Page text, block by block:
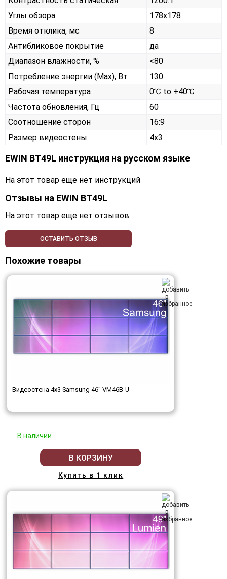
Углы обзора
178x178
Время отклика, мс
8
Антибликовое покрытие
да
Диапазон влажности, %
<80
Потребление энергии (Max), Вт
130
Рабочая температура
0℃ to +40℃
Частота обновления, Гц
60
Соотношение сторон
16:9
Размер видеостены
4x3
EWIN BT49L инструкция на русском языке
На этот товар еще нет инструкций
Отзывы на EWIN BT49L
На этот товар еще нет отзывов.
ОСТАВИТЬ ОТЗЫВ
Похожие товары
Видеостена 4x3 Samsung 46" VM46B-U
В наличии
В КОРЗИНУ
Купить в 1 клик